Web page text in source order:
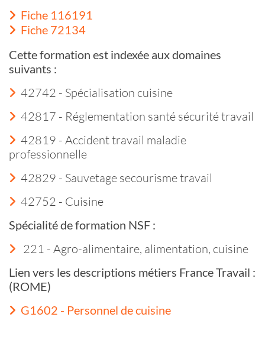
Fiche 116191
Fiche 72134
Cette formation est indexée aux domaines
suivants :
42742 - Spécialisation cuisine
42817 - Réglementation santé sécurité travail
42819 - Accident travail maladie
professionnelle
42829 - Sauvetage secourisme travail
42752 - Cuisine
Spécialité de formation NSF :
221 - Agro-alimentaire, alimentation, cuisine
Lien vers les descriptions métiers France Travail :
(ROME)
G1602 - Personnel de cuisine